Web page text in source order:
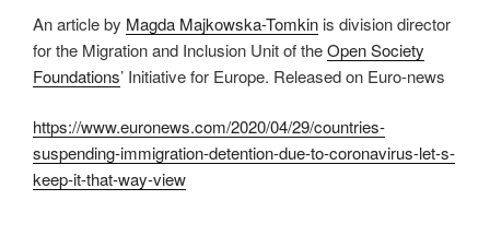
An article by Magda Majkowska-Tomkin is division director
for the Migration and Inclusion Unit of theOpen Society
Foundations’ Initiative for Europe. Released on Euro-news
https://www.euronews.com/2020/04/29/countries-
suspending-immigration-detention-due-to-coronavirus-let-s-
keep-it-that-way-view